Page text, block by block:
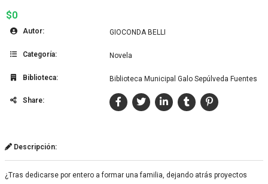
$0
Autor: GIOCONDA BELLI
Categoría: Novela
Biblioteca: Biblioteca Municipal Galo Sepúlveda Fuentes
Share:
Descripción:
¿Tras dedicarse por entero a formar una familia, dejando atrás proyectos